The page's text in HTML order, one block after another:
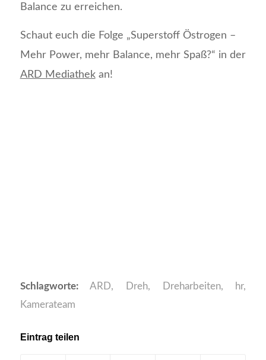
Balance zu erreichen.
Schaut euch die Folge „Superstoff Östrogen –
Mehr Power, mehr Balance, mehr Spaß?“ in der
ARD Mediathekan!
Schlagworte: ARD, Dreh, Dreharbeiten, hr,
Kamerateam
Eintrag teilen